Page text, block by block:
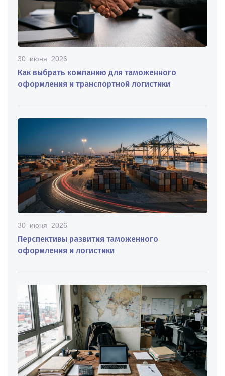
30 июня 2026
Как выбрать компанию для таможенного
оформления и транспортной логистики
30 июня 2026
Перспективы развития таможенного
оформления и логистики